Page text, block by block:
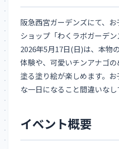
阪急西宮ガーデンズにて、
ショップ「わくラボガーデン
2026年5月17日(日)は、本物
体験や、可愛いチンアナゴ
塗る塗り絵が楽しめます。
な一日になること間違いなし
イベント概要